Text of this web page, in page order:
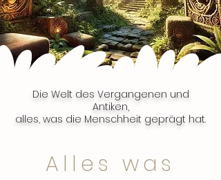
Die Welt des Vergangenen und
Antiken,
alles, was die Menschheit geprägt hat.
Alles was